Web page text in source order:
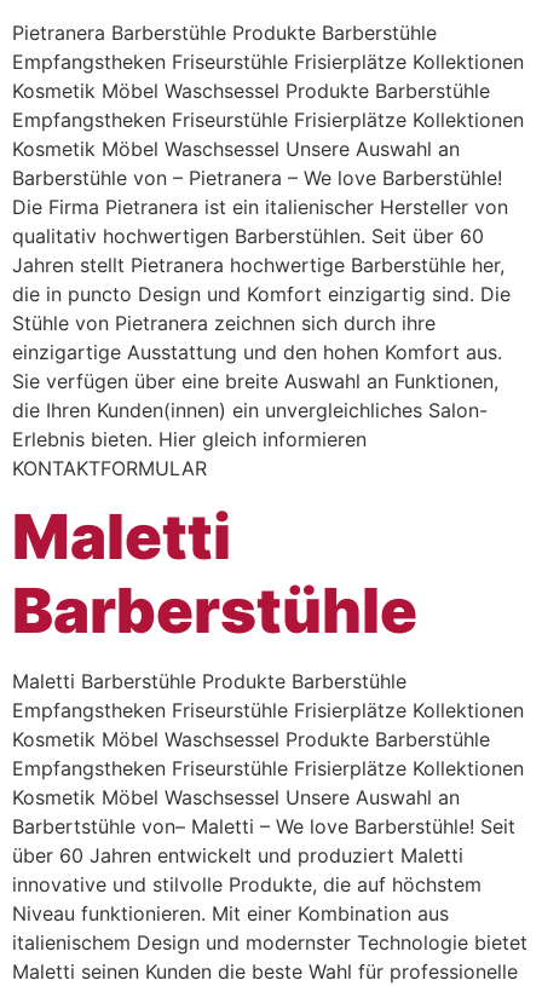
Pietranera Barberstühle Produkte Barberstühle
Empfangstheken Friseurstühle Frisierplätze Kollektionen
Kosmetik Möbel Waschsessel Produkte Barberstühle
Empfangstheken Friseurstühle Frisierplätze Kollektionen
Kosmetik Möbel Waschsessel Unsere Auswahl an
Barberstühle von – Pietranera – We love Barberstühle!
Die Firma Pietranera ist ein italienischer Hersteller von
qualitativ hochwertigen Barberstühlen. Seit über 60
Jahren stellt Pietranera hochwertige Barberstühle her,
die in puncto Design und Komfort einzigartig sind. Die
Stühle von Pietranera zeichnen sich durch ihre
einzigartige Ausstattung und den hohen Komfort aus.
Sie verfügen über eine breite Auswahl an Funktionen,
die Ihren Kunden(innen) ein unvergleichliches Salon-
Erlebnis bieten. Hier gleich informieren
KONTAKTFORMULAR
Maletti
Barberstühle
Maletti Barberstühle Produkte Barberstühle
Empfangstheken Friseurstühle Frisierplätze Kollektionen
Kosmetik Möbel Waschsessel Produkte Barberstühle
Empfangstheken Friseurstühle Frisierplätze Kollektionen
Kosmetik Möbel Waschsessel Unsere Auswahl an
Barbertstühle von– Maletti – We love Barberstühle! Seit
über 60 Jahren entwickelt und produziert Maletti
innovative und stilvolle Produkte, die auf höchstem
Niveau funktionieren. Mit einer Kombination aus
italienischem Design und modernster Technologie bietet
Maletti seinen Kunden die beste Wahl für professionelle